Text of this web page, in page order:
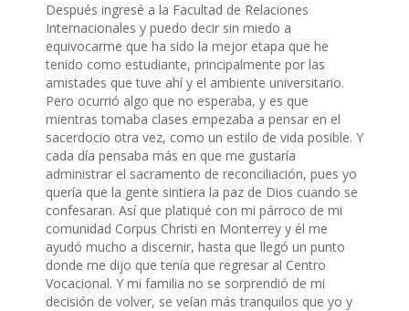
Después ingresé a la Facultad de Relaciones
Internacionales y puedo decir sin miedo a
equivocarme que ha sido la mejor etapa que he
tenido como estudiante, principalmente por las
amistades que tuve ahí y el ambiente universitario.
Pero ocurrió algo que no esperaba, y es que
mientras tomaba clases empezaba a pensar en el
sacerdocio otra vez, como un estilo de vida posible. Y
cada día pensaba más en que me gustaría
administrar el sacramento de reconciliación, pues yo
quería que la gente sintiera la paz de Dios cuando se
confesaran. Así que platiqué con mi párroco de mi
comunidad Corpus Christi en Monterrey y él me
ayudó mucho a discernir, hasta que llegó un punto
donde me dijo que tenía que regresar al Centro
Vocacional. Y mi familia no se sorprendió de mi
decisión de volver, se veían más tranquilos que yo y